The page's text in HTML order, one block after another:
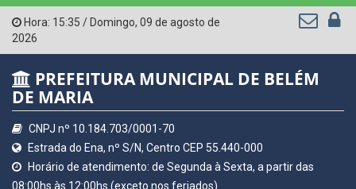
Hora: 15:35 / Domingo, 09 de agosto de
2026
PREFEITURA MUNICIPAL DE BELÉM
DE MARIA
CNPJ nº 10.184.703/0001-70
Estrada do Ena, nº S/N, Centro CEP 55.440-000
Horário de atendimento: de Segunda à Sexta, a partir das
08:00hs às 12:00hs (exceto nos feriados)